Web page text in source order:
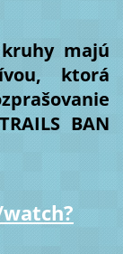
majú
ktorá
BAN